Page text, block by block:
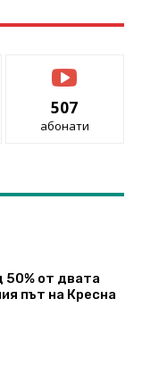
507
абонати
50% от двата
път на Кресна